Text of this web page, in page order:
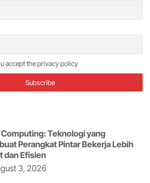
accept the privacy policy
Computing: Teknologi yang
Perangkat Pintar Bekerja Lebih
dan Efisien
3, 2026